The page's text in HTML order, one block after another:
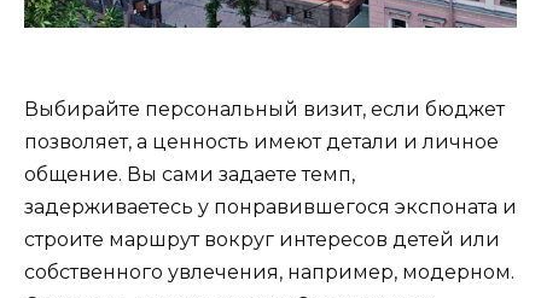
Выбирайте персональный визит, если бюджет
позволяет, а ценность имеют детали и личное
общение. Вы сами задаете темп,
задерживаетесь у понравившегося экспоната и
строите маршрут вокруг интересов детей или
собственного увлечения, например, модерном.